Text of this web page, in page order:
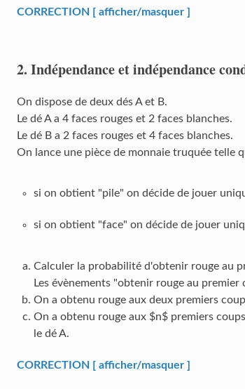
CORRECTION [ afficher/masquer ]
2. Indépendance et indépendance
On dispose de deux dés A et B.
Le dé A a 4 faces rouges et 2 faces blanches.
Le dé B a 2 faces rouges et 4 faces blanches.
On lance une pièce de monnaie truquée
si on obtient "pile" on décide de jouer
si on obtient "face" on décide de jouer
Calculer la probabilité d'obtenir rouge au
Les évènements "obtenir rouge au
On a obtenu rouge aux deux premiers
On a obtenu rouge aux $n$ premiers
le dé A.
CORRECTION [ afficher/masquer ]